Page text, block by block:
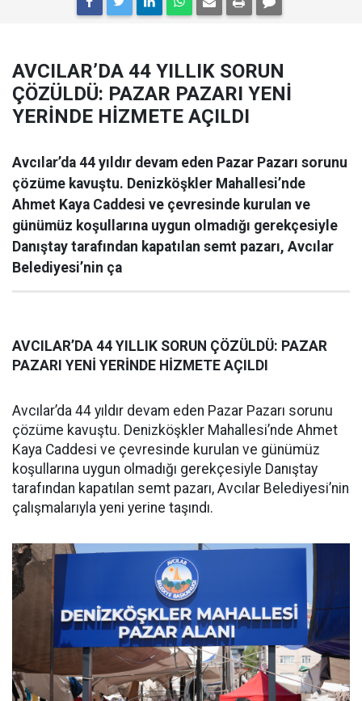
AVCILAR’DA 44 YILLIK SORUN
ÇÖZÜLDÜ: PAZAR PAZARI YENİ
YERİNDE HİZMETE AÇILDI
Avcılar’da 44 yıldır devam eden Pazar Pazarı sorunu
çözüme kavuştu. Denizköşkler Mahallesi’nde
Ahmet Kaya Caddesi ve çevresinde kurulan ve
günümüz koşullarına uygun olmadığı gerekçesiyle
Danıştay tarafından kapatılan semt pazarı, Avcılar
Belediyesi’nin ça
AVCILAR’DA 44 YILLIK SORUN ÇÖZÜLDÜ: PAZAR
PAZARI YENİ YERİNDE HİZMETE AÇILDI
Avcılar’da 44 yıldır devam eden Pazar Pazarı sorunu
çözüme kavuştu. Denizköşkler Mahallesi’nde Ahmet
Kaya Caddesi ve çevresinde kurulan ve günümüz
koşullarına uygun olmadığı gerekçesiyle Danıştay
tarafından kapatılan semt pazarı, Avcılar Belediyesi’nin
çalışmalarıyla yeni yerine taşındı.